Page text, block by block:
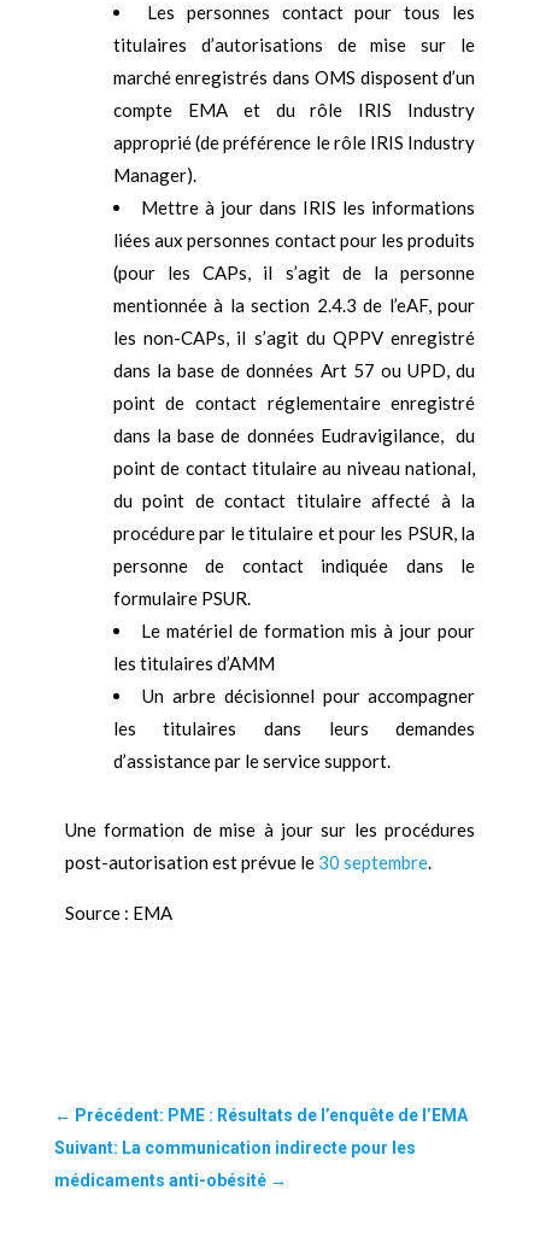
Les personnes contact pour tous les
titulaires d’autorisations de mise sur le
marché enregistrés dans OMS disposent d’un
compte EMA et du rôle IRIS Industry
approprié (de préférence le rôle IRIS Industry
Manager).
Mettre à jour dans IRIS les informations
liées aux personnes contact pour les produits
(pour les CAPs, il s’agit de la personne
mentionnée à la section 2.4.3 de l’eAF, pour
les non-CAPs, il s’agit du QPPV enregistré
dans la base de données Art 57 ou UPD, du
point de contact réglementaire enregistré
dans la base de données Eudravigilance, du
point de contact titulaire au niveau national,
du point de contact titulaire affecté à la
procédure par le titulaire et pour les PSUR, la
personne de contact indiquée dans le
formulaire PSUR.
Le matériel de formation mis à jour pour
les titulaires d’AMM
Un arbre décisionnel pour accompagner
les titulaires dans leurs demandes
d’assistance par le service support.
Une formation de mise à jour sur les procédures
post-autorisation est prévue le 30 septembre.
Source : EMA
← Précédent: PME : Résultats de l’enquête de l’EMA
Suivant: La communication indirecte pour les
médicaments anti-obésité→